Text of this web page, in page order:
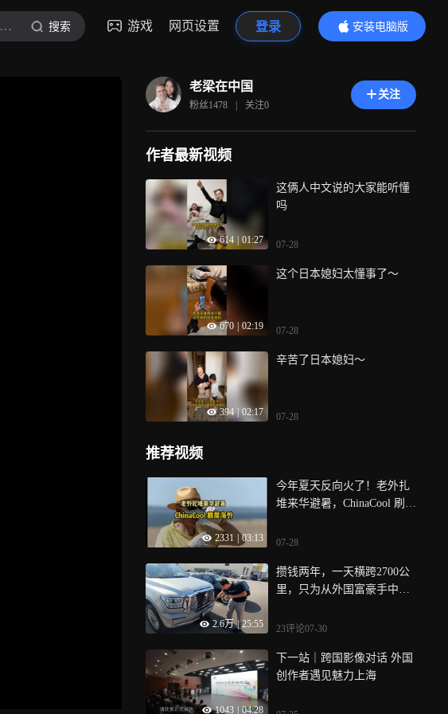
老梁在中国 搜索 游戏 网页设置 登录
安装电脑版
内容更精彩
老梁在中国
粉丝1478 | 关注0
关注
作者最新视频
614 | 01:27
这俩人中文说的大家能听懂
吗
07-28
670 02:19
这个日本媳妇太懂事了～
07-28
394 | 02:17
辛苦了日本媳妇～
07-28
推荐视频
2331 03:13
今年夏天反向火了！老外扎
堆来华避暑，ChinaCool 刷爆
07-28
2.6万 | 25:55
攒钱两年，一天横跨2700公
里，只为从外国富豪手中买
23评论07-30
1043 04:28
下一站｜跨国影像对话 外国
创作者遇见魅力上海